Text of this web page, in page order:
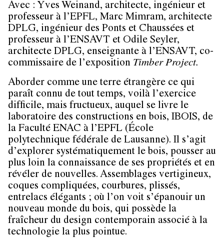
Avec : Yves Weinand, architecte, ingénieur et
professeur à l’EPFL, Marc Mimram, architecte
DPLG, ingénieur des Ponts et Chaussées et
professeur à l’ENSAVT et Odile Seyler,
architecte DPLG, enseignante à l’ENSAVT, co-
commissaire de l’exposition Timber Project.
Aborder comme une terre étrangère ce qui
paraît connu de tout temps, voilà l’exercice
difficile, mais fructueux, auquel se livre le
laboratoire des constructions en bois, IBOIS, de
la Faculté ENAC à l’EPFL (École
polytechnique fédérale de Lausanne). Il s’agit
d’explorer systématiquement le bois, pousser au
plus loin la connaissance de ses propriétés et en
révéler de nouvelles. Assemblages vertigineux,
coques compliquées, courbures, plissés,
entrelacs élégants ; où l’on voit s’épanouir un
nouveau monde du bois, qui possède la
fraîcheur du design contemporain associé à la
technologie la plus pointue.